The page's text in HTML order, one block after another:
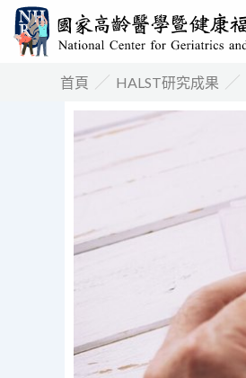
首頁 ／ HALST研究成果 ／